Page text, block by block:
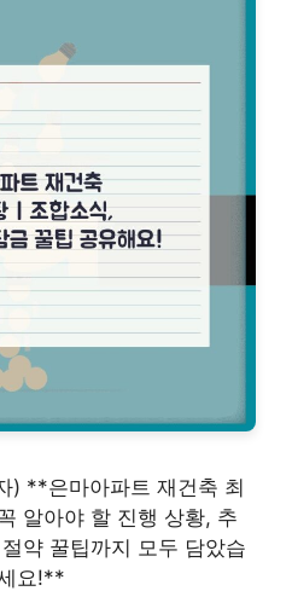
**은마아파트 재건축 최
알아야 할 진행 상황, 추
약 꿀팁까지 모두 담았습
요!**